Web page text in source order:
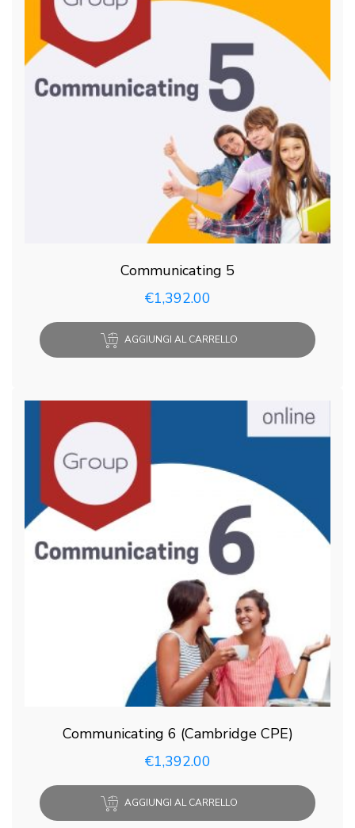
Communicating 5
€1,392.00
AGGIUNGI AL CARRELLO
Communicating 6 (Cambridge CPE)
€1,392.00
AGGIUNGI AL CARRELLO